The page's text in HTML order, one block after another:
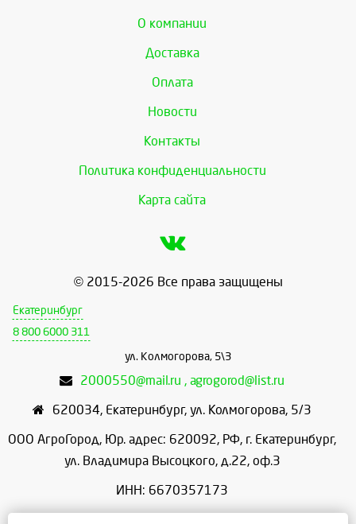
О компании
Доставка
Оплата
Новости
Контакты
Политика конфиденциальности
Карта сайта
© 2015-2026 Все права защищены
Екатеринбург
8 800 6000 311
ул. Колмогорова, 5\3
2000550@mail.ru , agrogorod@list.ru
620034, Екатеринбург, ул. Колмогорова, 5/3
ООО АгроГород, Юр. адрес: 620092, РФ, г. Екатеринбург,
ул. Владимира Высоцкого, д.22, оф.3
ИНН: 6670357173